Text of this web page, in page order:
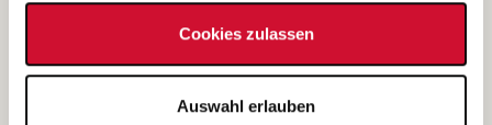
Cookies zulassen
Auswahl erlauben
Bewerbung als Altenpflegehelfer*in
Bewerbung als Erzieher*in